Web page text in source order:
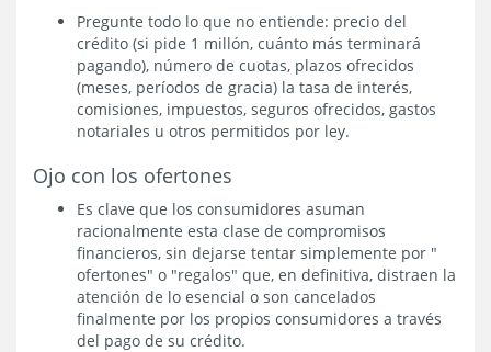
Pregunte todo lo que no entiende: precio del
crédito (si pide 1 millón, cuánto más terminará
pagando), número de cuotas, plazos ofrecidos
(meses, períodos de gracia) la tasa de interés,
comisiones, impuestos, seguros ofrecidos, gastos
notariales u otros permitidos por ley.
Ojo con los ofertones
Es clave que los consumidores asuman
racionalmente esta clase de compromisos
financieros, sin dejarse tentar simplemente por "
ofertones" o "regalos" que, en definitiva, distraen la
atención de lo esencial o son cancelados
finalmente por los propios consumidores a través
del pago de su crédito.